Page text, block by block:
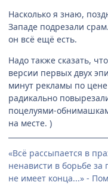
Насколько я знаю,
Западе подрезали
он всё ещё есть.
Надо также сказать,
версии первых двух
минут рекламы по
радикально
поцелуями-
на месте. )
«Всё рассыпается в
ненависти в борьбе за
не имеет конца...» -